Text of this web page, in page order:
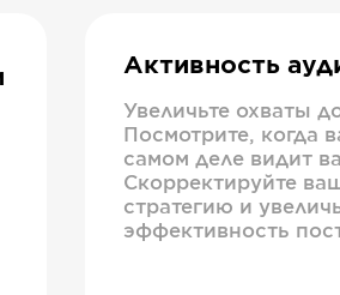
Активность
Увеличьте охваты
Посмотрите, когда
самом деле видит
Скорректируйте
стратегию и
эффективность